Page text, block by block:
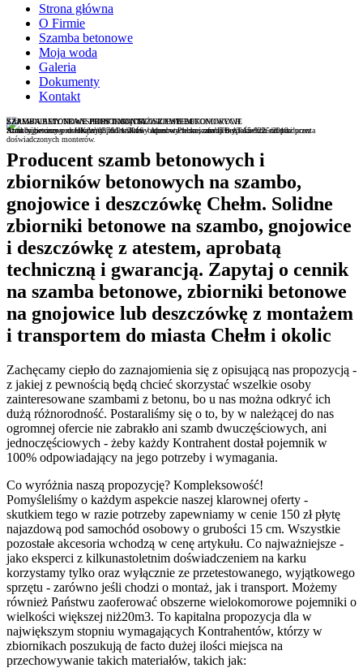
Strona główna
O Firmie
Szamba betonowe
Moja woda
Galeria
Dokumenty
Kontakt
SZAMBA BETONOWE JEDNOKOMOROWE I WIELOKOMOROWE
Atest higieniczny nr HK/W/0376/01/2016 - Aprobata techniczna ITB AT-15-9225/2013
SZAMBA BETONOWE PROSTOKĄTNE Z ATESTEM
Atrakcyjne ceny prostokątnych zbiorników betonowych na szambo bezpośrednio od producenta
ZAPEWNIAMY TRANSPORT I MONTAŻ SZAMB BETONOWYCH
Szamba betonowe dostarczmy pod wskazny adres w Polsce, oferujemy także ich montaż przez
doświadczonych monterów.
Producent szamb betonowych i
zbiorników betonowych na szambo,
gnojowice i deszczówkę Chełm. Solidne
zbiorniki betonowe na szambo, gnojowice
i deszczówkę z atestem, aprobatą
techniczną i gwarancją. Zapytaj o cennik
na szamba betonowe, zbiorniki betonowe
na gnojowice lub deszczówkę z montażem
i transportem do miasta Chełm i okolic
Zachęcamy ciepło do zaznajomienia się z opisującą nas propozycją -
z jakiej z pewnością będą chcieć skorzystać wszelkie osoby
zainteresowane szambami z betonu, bo u nas można odkryć ich
dużą różnorodność. Postaraliśmy się o to, by w należącej do nas
ogromnej ofercie nie zabrakło ani szamb dwuczęściowych, ani
jednoczęściowych - żeby każdy Kontrahent dostał pojemnik w
100% odpowiadający na jego potrzeby i wymagania.
Co wyróżnia naszą propozycję? Kompleksowość!
Pomyśleliśmy o każdym aspekcie naszej klarownej oferty -
skutkiem tego w razie potrzeby zapewniamy w cenie 150 zł płytę
najazdową pod samochód osobowy o grubości 15 cm. Wszystkie
pozostałe akcesoria wchodzą w cenę artykułu. Co najważniejsze -
jako eksperci z kilkunastoletnim doświadczeniem na karku
korzystamy tylko oraz wyłącznie ze przetestowanego, wyjątkowego
sprzętu - zarówno jeśli chodzi o montaż, jak i transport. Możemy
również Państwu zaoferować obszerne wielokomorowe pojemniki o
wielkości większej niż20m3. To kapitalna propozycja dla w
największym stopniu wymagających Kontrahentów, którzy w
zbiornikach poszukują de facto dużej ilości miejsca na
przechowywanie takich materiałów, takich jak: